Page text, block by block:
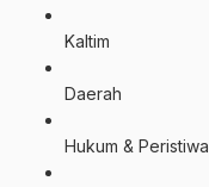
Kaltim
Daerah
Hukum & Peristiwa